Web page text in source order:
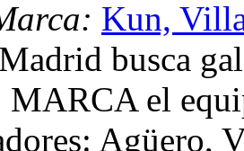
Kun,
busca
el
Agüero,